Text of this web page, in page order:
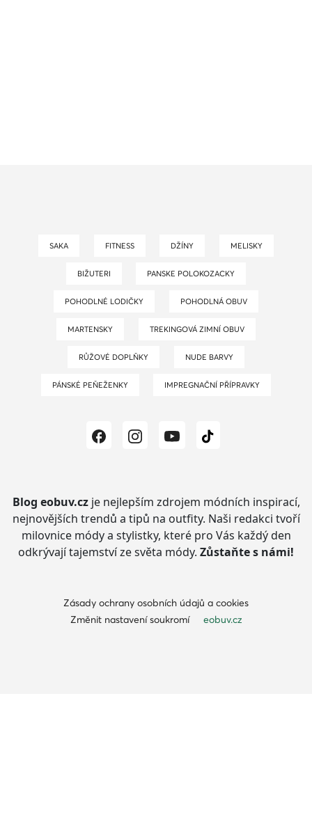
SAKA FITNESS DŽÍNY MELISKY
BIŽUTERI PANSKE POLOKOZACKY
POHODLNÉ LODIČKY POHODLNÁ OBUV
MARTENSKY TREKINGOVÁ ZIMNÍ OBUV
RŮŽOVÉ DOPLŇKY NUDE BARVY
PÁNSKÉ PEŇEŽENKY IMPREGNAČNÍ PŘÍPRAVKY
Blog eobuv.czje nejlepším zdrojem módních inspirací,
nejnovějších trendů a tipů na outfity. Naši redakci tvoří
milovnice módy a stylistky, které pro Vás každý den
odkrývají tajemství ze světa módy. Zůstaňte s námi!
Zásady ochrany osobních údajů a cookies
Změnit nastavení soukromí
eobuv.cz